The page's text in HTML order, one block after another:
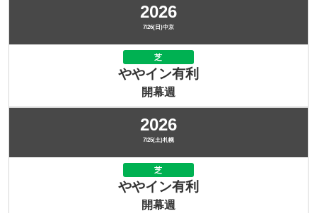
2026
7/26(日)中京
芝
ややイン有利
開幕週
2026
7/25(土)札幌
芝
ややイン有利
開幕週